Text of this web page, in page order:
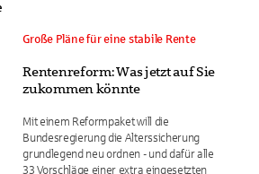
Große Pläne für eine stabile Rente
Rentenreform: Was jetzt auf Sie
zukommen könnte
Mit einem Reformpaket will die
Bundesregierung die Alterssicherung
grundlegend neu ordnen - und dafür alle
33 Vorschläge einer extra eingesetzten